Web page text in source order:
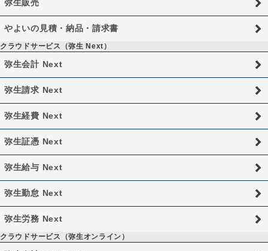
弥生販売
やよいの見積・納品・請求書
クラウドサービス（弥生 Next）
弥生会計 Next
弥生請求 Next
弥生経費 Next
弥生証憑 Next
弥生給与 Next
弥生勤怠 Next
弥生労務 Next
クラウドサービス（弥生オンライン）